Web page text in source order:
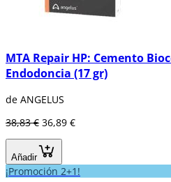
MTA Repair HP: Cemento
Endodoncia (17 gr)
de ANGELUS
38,83 € 36,89 €
Añadir
¡Promoción 2+1!